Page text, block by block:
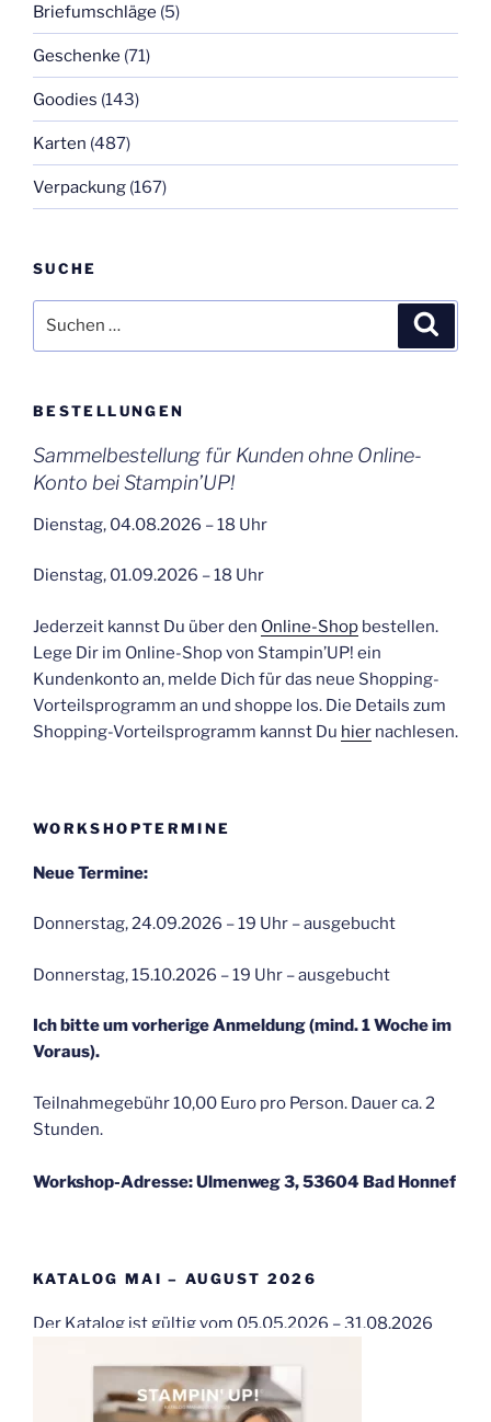
Briefumschläge (5)
Geschenke (71)
Goodies (143)
Karten (487)
Verpackung (167)
SUCHE
nach:
BESTELLUNGEN
Sammelbestellung für Kunden ohne Online-
Konto bei Stampin’UP!
Dienstag, 04.08.2026 – 18 Uhr
Dienstag, 01.09.2026 – 18 Uhr
Jederzeit kannst Du über den Online-Shop bestellen.
Lege Dir im Online-Shop von Stampin’UP! ein
Kundenkonto an, melde Dich für das neue Shopping-
Vorteilsprogramm an und shoppe los. Die Details zum
Shopping-Vorteilsprogramm kannst Du hier nachlesen.
WORKSHOPTERMINE
Neue Termine:
Donnerstag, 24.09.2026 – 19 Uhr – ausgebucht
Donnerstag, 15.10.2026 – 19 Uhr – ausgebucht
Ich bitte um vorherige Anmeldung (mind. 1 Woche im
Voraus).
Teilnahmegebühr 10,00 Euro pro Person. Dauer ca. 2
Stunden.
Workshop-Adresse: Ulmenweg 3, 53604 Bad Honnef
KATALOG MAI – AUGUST 2026
Der Katalog ist gültig vom 05.05.2026 – 31.08.2026